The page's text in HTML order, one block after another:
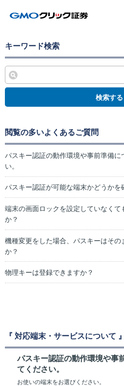
キーワード検索
検索する
閲覧の多いよくあるご質問
パスキー認証の動作環境や事前準備に
い。
パスキー認証が可能な端末かどうかを
端末の画面ロックを設定していなくて
か？
機種変更をした場合、パスキーはその
か？
物理キーは登録できますか？
『 対応端末・サービスについて
パスキー認証の動作環境や事
てください。
お使いの端末をお選びください。